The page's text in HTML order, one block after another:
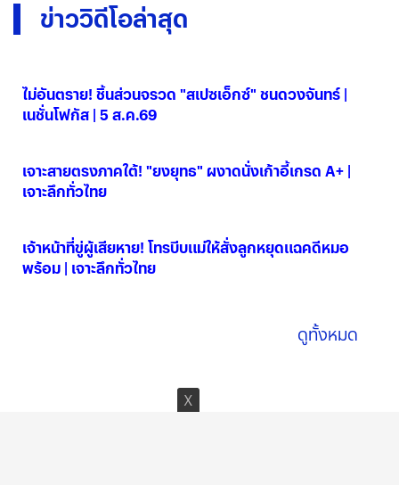
ข่าววิดีโอล่าสุด
ไม่อันตราย! ชิ้นส่วนจรวด "สเปซเอ็กซ์" ชนดวงจันทร์ |
เนชั่นโฟกัส | 5 ส.ค.69
เจาะสายตรงภาคใต้! "ยงยุทธ" ผงาดนั่งเก้าอี้เกรด A+ |
เจาะลึกทั่วไทย
เจ้าหน้าที่ขู่ผู้เสียหาย! โทรบีบแม่ให้สั่งลูกหยุดแฉคดีหมอ
พร้อม | เจาะลึกทั่วไทย
ดูทั้งหมด